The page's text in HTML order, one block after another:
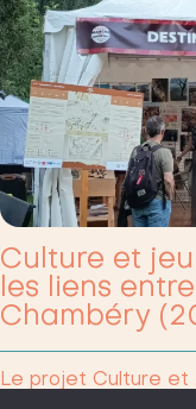
Culture et
les liens
Chambéry
Le projet Culture et